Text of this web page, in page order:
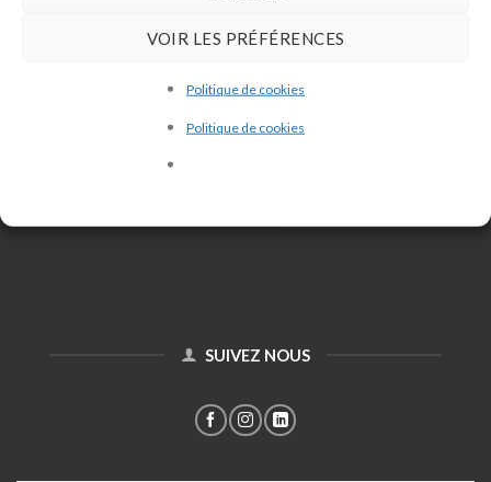
VOIR LES PRÉFÉRENCES
Politique de cookies
Politique de cookies
politiques de confidentialités du site @jamesmcqueen.fr
SUIVEZ NOUS